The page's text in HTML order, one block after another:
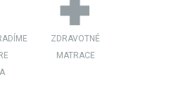
ZDRAVOTNÉ
MATRACE